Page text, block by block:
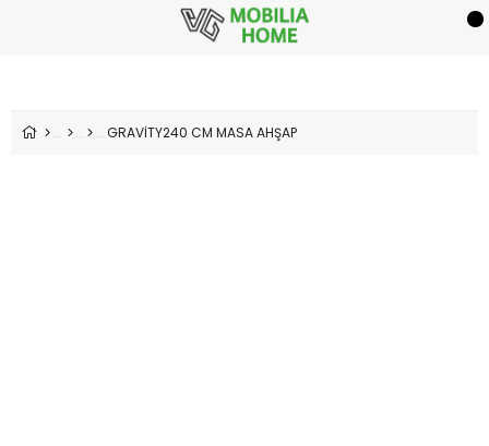
GRAVİTY240 CM MASA AHŞAP